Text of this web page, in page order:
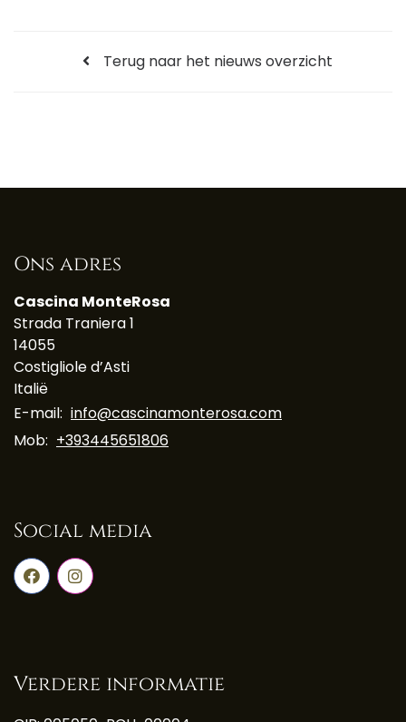
Terug naar het nieuws overzicht
Ons adres
Cascina MonteRosa
Strada Traniera 1
14055
Costigliole d’Asti
Italië
E-mail: info@cascinamonterosa.com
Mob: +393445651806
Social media
Verdere informatie